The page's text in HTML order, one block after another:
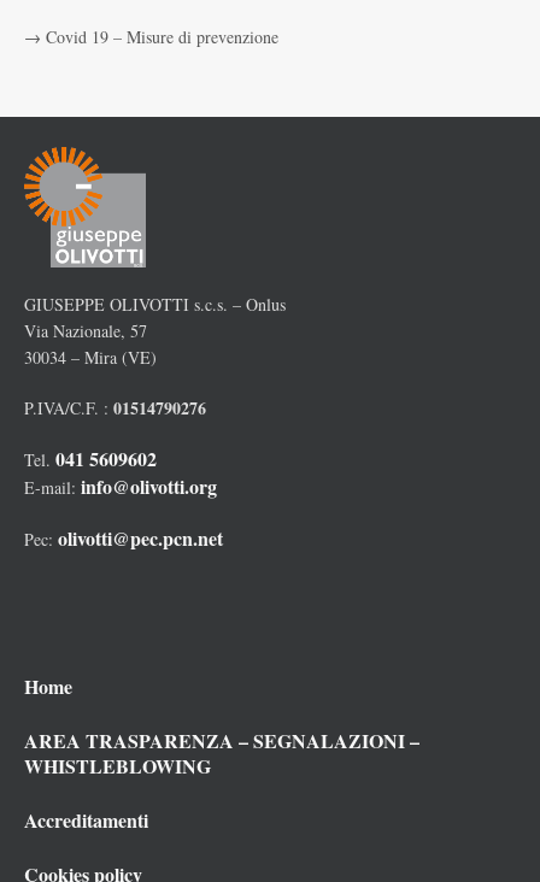
→ Covid 19 – Misure di prevenzione
GIUSEPPE OLIVOTTI s.c.s. – Onlus
Via Nazionale, 57
30034 – Mira (VE)
P.IVA/C.F. : 01514790276
Tel. 041 5609602
E-mail: info@olivotti.org
Pec: olivotti@pec.pcn.net
Home
AREA TRASPARENZA – SEGNALAZIONI –
WHISTLEBLOWING
Accreditamenti
Cookies policy